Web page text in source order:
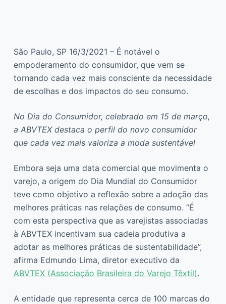
São Paulo, SP 16/3/2021 – É notável o
empoderamento do consumidor, que vem se
tornando cada vez mais consciente da necessidade
de escolhas e dos impactos do seu consumo.
No Dia do Consumidor, celebrado em 15 de março,
a ABVTEX destaca o perfil do novo consumidor
que cada vez mais valoriza a moda sustentável
Embora seja uma data comercial que movimenta o
varejo, a origem do Dia Mundial do Consumidor
teve como objetivo a reflexão sobre a adoção das
melhores práticas nas relações de consumo. “É
com esta perspectiva que as varejistas associadas
à ABVTEX incentivam sua cadeia produtiva a
adotar as melhores práticas de sustentabilidade”,
afirma Edmundo Lima, diretor executivo da
ABVTEX (Associação Brasileira do Varejo Têxtil).
A entidade que representa cerca de 100 marcas do